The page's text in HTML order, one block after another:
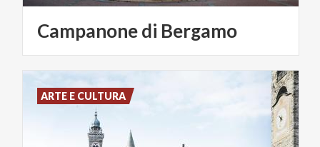
Campanonedi Bergamo
ARTE E CULTURA